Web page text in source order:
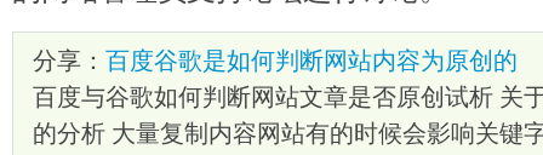
分享： 百度谷歌是如何判断网站内容为原创的
百度与谷歌如何判断网站文章是否原创试析 关
的分析 大量复制内容网站有的时候会影响关键